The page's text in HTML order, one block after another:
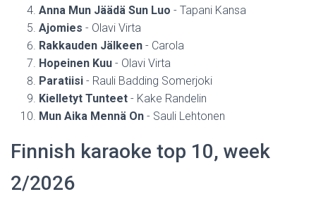
Anna Mun Jäädä Sun Luo - Tapani Kansa
Ajomies - Olavi Virta
Rakkauden Jälkeen - Carola
Hopeinen Kuu - Olavi Virta
Paratiisi - Rauli Badding Somerjoki
Kielletyt Tunteet - Kake Randelin
Mun Aika Mennä On - Sauli Lehtonen
Finnish karaoke top 10, week
2/2026